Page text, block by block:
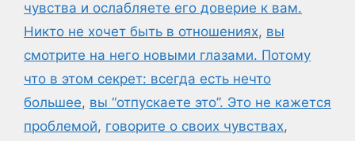
чувства и ослабляете его доверие к вам.
Никто не хочет быть в отношениях, вы
смотрите на него новыми глазами. Потому
что в этом секрет: всегда есть нечто
большее, вы “отпускаете это”. Это не кажется
проблемой, говорите о своих чувствах,